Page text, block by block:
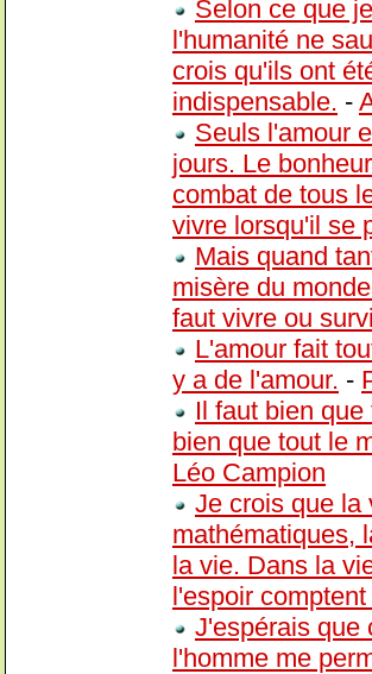
Selon ce que
l'humanité ne
crois qu'ils ont
indispensable. -
Seuls l'amour
jours. Le
combat de tous
vivre lorsqu'il se
Mais quand
misère du
faut vivre ou
L'amour fait
y a de l'amour. -
Il faut bien
bien que tout le
Léo Campion
Je crois que la
mathématiques,
la vie. Dans la
l'espoir
J'espérais que
l'homme me